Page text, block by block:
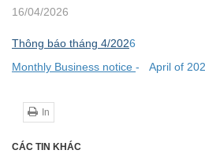
16/04/2026
Thông báo tháng 4/2026
Monthly Business notice - April of 202
In
CÁC TIN KHÁC